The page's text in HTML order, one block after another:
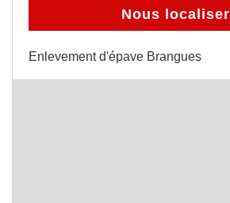
Nous localiser
Enlevement d'épave Brangues